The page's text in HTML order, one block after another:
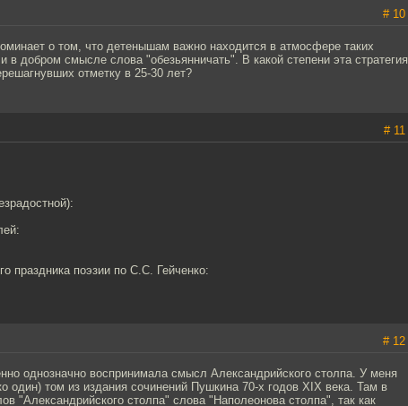
# 10
о том, что детенышам важно находится в атмосфере таких
добром смысле слова "обезьянничать". В какой степени эта стратегия
отметку в 25-30 лет?
# 11
праздника поэзии по С.С. Гейченко:
# 12
однозначно воспринимала смысл Александрийского столпа. У меня
один) том из издания сочинений Пушкина 70-х годов XIX века. Там в
"Александрийского столпа" слова "Наполеонова столпа", так как